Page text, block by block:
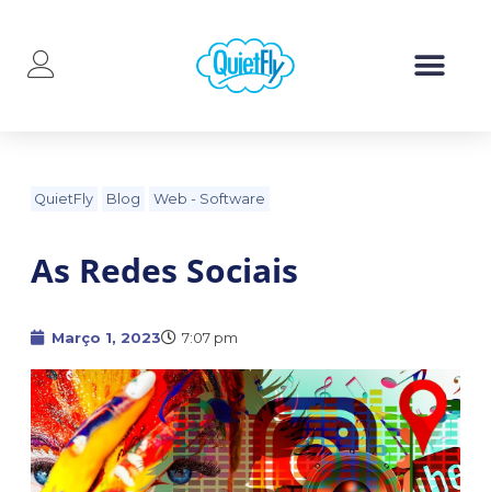
QuietFly Blog Web - Software
As Redes Sociais
Março 1, 2023 7:07 pm